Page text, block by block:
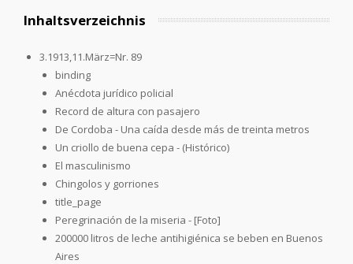
Inhaltsverzeichnis
3.1913,11.März=Nr. 89
binding
Anécdota jurídico policial
Record de altura con pasajero
De Cordoba - Una caída desde más de treinta metros
Un criollo de buena cepa - (Histórico)
El masculinismo
Chingolos y gorriones
title_page
Peregrinación de la miseria - [Foto]
200000 litros de leche antihigiénica se beben en Buenos
Aires